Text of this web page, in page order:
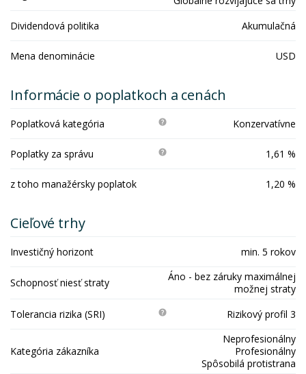
Dividendová politika
Akumulačná
Mena denominácie USD
Informácie o poplatkoch a cenách
Poplatková kategória Konzervatívne
Poplatky za správu 1,61 %
z toho manažérsky poplatok 1,20 %
Cieľové trhy
Investičný horizont min. 5 rokov
Schopnosť niesť straty
Áno - bez záruky maximálnej
možnej straty
Tolerancia rizika (SRI)
Rizikový profil 3
Kategória zákazníka
Neprofesionálny
Profesionálny
Spôsobilá protistrana